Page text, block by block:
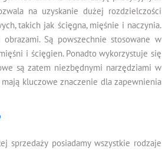
na uzyskanie dużej rozdzielczości
takich jak ścięgna, mięśnie i naczynia.
Są powszechnie stosowane w
i ścięgien. Ponadto wykorzystuje się
są zatem niezbędnymi narzędziami w
kluczowe znaczenie dla zapewnienia
sprzedaży posiadamy wszystkie rodzaje